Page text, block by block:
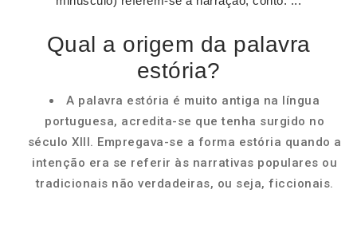
Qual a origem da palavra
estória?
A palavra estória é muito antiga na língua
portuguesa, acredita-se que tenha surgido no
século XIII. Empregava-se a forma estória quando a
intenção era se referir às narrativas populares ou
tradicionais não verdadeiras, ou seja, ficcionais.